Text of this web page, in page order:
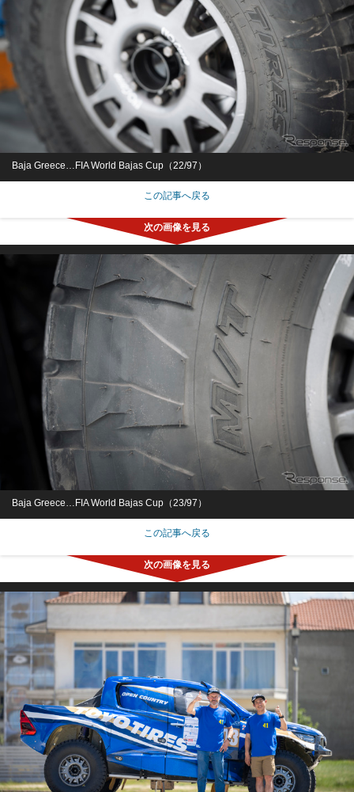
Baja Greece…FIA World Bajas Cup（22/97）
この記事へ戻る
Baja Greece…FIA World Bajas Cup（23/97）
この記事へ戻る